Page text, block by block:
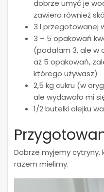
dobrze umyć je
zawiera również
3 l przegotowanej
3 – 5 opakowań
(podałam 3, ale w
aż 5 opakowań,
którego używasz)
2,5 kg cukru (w
ale wydawało mi
1/2 butelki olejku
Dobrze myjemy cytryny,
razem mielimy.